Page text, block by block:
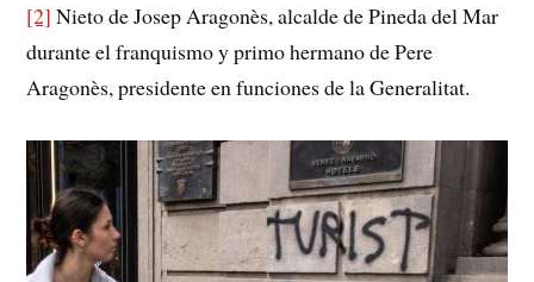
[2] Nieto de Josep Aragonès, alcalde de Pineda del Mar
durante el franquismo y primo hermano de Pere
Aragonès, presidente en funciones de la Generalitat.